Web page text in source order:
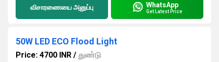
விசாரணையை அனுப்பு WhatsApp
Get Latest Price
50W LED ECO Flood Light
Price: 4700 INR / துண்டு